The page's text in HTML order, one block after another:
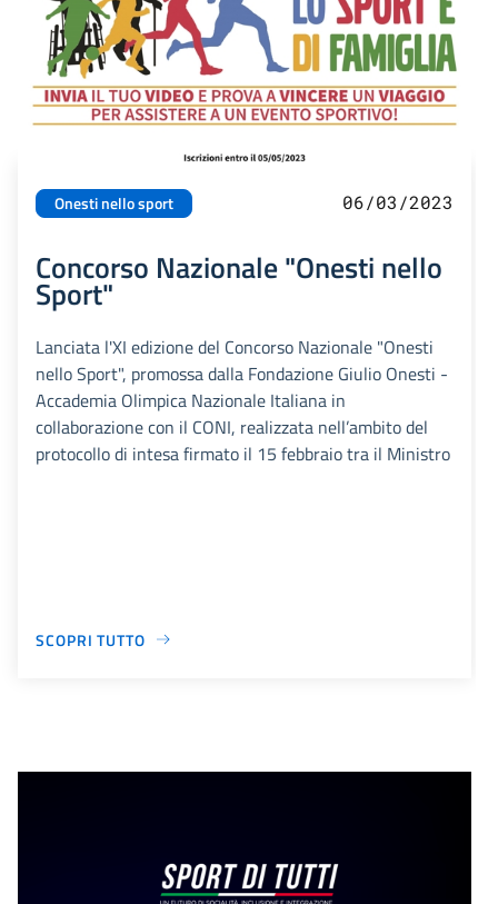
Onesti nello sport 06/03/2023
Concorso Nazionale "Onesti nello
Sport"
Lanciata l'XI edizione del Concorso Nazionale "Onesti
nello Sport", promossa dalla Fondazione Giulio Onesti -
Accademia Olimpica Nazionale Italiana in
collaborazione con il CONI, realizzata nell’ambito del
protocollo di intesa firmato il 15 febbraio tra il Ministro
SCOPRI TUTTO